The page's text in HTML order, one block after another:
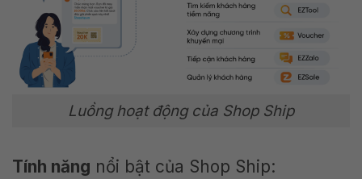
Luồng hoạt động của Shop Ship
Tính năng nổi bật của Shop Ship: